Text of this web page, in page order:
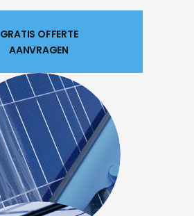
GRATIS OFFERTE
AANVRAGEN